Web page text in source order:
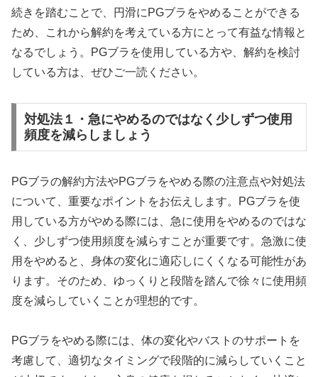
続きを踏むことで、円滑にPGブラをやめることができる
ため、これから解約を考えている方にとって有益な情報と
なるでしょう。PGブラを使用している方や、解約を検討
している方は、ぜひご一読ください。
対処法１・急にやめるのではなく少しずつ使用
頻度を減らしましょう
PGブラの解約方法やPGブラをやめる際の注意点や対処法
について、重要なポイントをお伝えします。PGブラを使
用している方がやめる際には、急に使用をやめるのではな
く、少しずつ使用頻度を減らすことが重要です。急激に使
用をやめると、身体の変化に適応しにくくなる可能性があ
ります。そのため、ゆっくりと段階を踏んで徐々に使用頻
度を減らしていくことが理想的です。
PGブラをやめる際には、体の変化やバストのサポートを
考慮して、適切なタイミングで段階的に減らしていくこと